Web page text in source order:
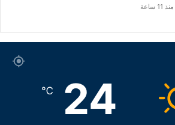
منذ 11 ساعة
24
℃